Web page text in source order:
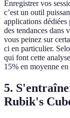
Enregistrer vos
c’est un outil
applications
des tendances dans
vous peinez sur
ci en particulier.
qui font cette
15% en moyenne
5.
Rubik's